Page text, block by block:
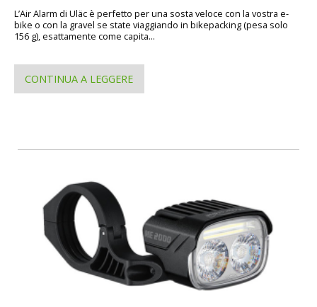
L’Air Alarm di Uläc è perfetto per una sosta veloce con la vostra e-
bike o con la gravel se state viaggiando in bikepacking (pesa solo
156 g), esattamente come capita...
CONTINUA A LEGGERE